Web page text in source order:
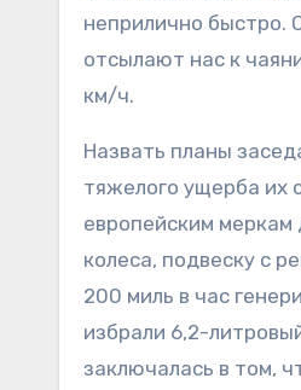
неприлично быстро.
отсылают нас к
км/ч.
Назвать планы
тяжелого ущерба их
европейским меркам
колеса, подвеску с
200 миль в час
избрали 6,2-
заключалась в том,